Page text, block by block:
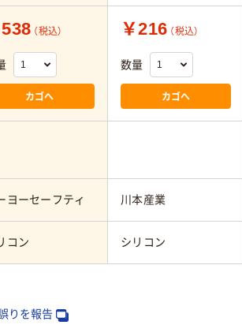
（税込）
カゴへ
￥216 （税込）
数量
カゴへ
ヨーセーフティ 川本産業
コン シリコン
りを報告